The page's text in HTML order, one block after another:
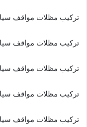
تركيب مظلات مواقف
تركيب مظلات مواقف
تركيب مظلات مواقف
تركيب مظلات مواقف
تركيب مظلات مواقف